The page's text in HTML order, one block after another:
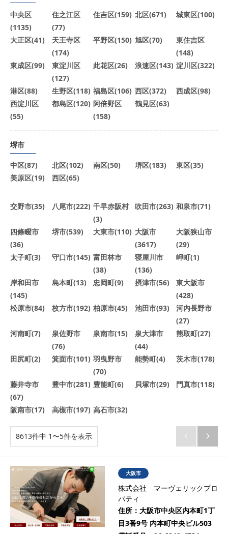
中央区
(1135)
住之江区
(77)
住吉区(159) 北区(671) 城東区(100)
大正区(41)
天王寺区
(174)
平野区(150) 旭区(70)
東住吉区
(148)
東成区(99)
東淀川区
(127)
此花区(26) 浪速区(143) 淀川区(322)
港区(88) 生野区(118) 福島区(106) 西区(372)
西成区(98)
西淀川区
(55)
都島区(120) 阿倍野区
(158)
鶴見区(63)
堺市
中区(87) 北区(102) 南区(50) 堺区(183)
東区(35)
美原区(19)
西区(65)
交野市(35) 八尾市(222) 千早赤阪村
(3)
吹田市(263) 和泉市(71)
四條畷市
(36)
堺市(539) 大東市(110) 大阪市
(3617)
大阪狭山市
(29)
太子町(3)
守口市(145) 富田林市
(38)
寝屋川市
(136)
岬町(1)
岸和田市
(145)
島本町(13) 忠岡町(9) 摂津市(56)
東大阪市
(428)
松原市(84)
枚方市(192) 柏原市(45) 池田市(93)
河内長野市
(27)
河南町(7)
泉佐野市
(76)
泉南市(15)
泉大津市
(44)
熊取町(27)
田尻町(2) 箕面市(101) 羽曳野市
(70)
能勢町(4) 茨木市(178)
藤井寺市
(67)
豊中市(281) 豊能町(6) 貝塚市(29) 門真市(118)
阪南市(17) 高槻市(197) 高石市(32)
8613件中 1〜5件を表示  
大阪市
株式会社 マーヴェリックプロ
パティ
住所： 大阪市中央区内本町1丁
目3番9号 内本町中央ビル503